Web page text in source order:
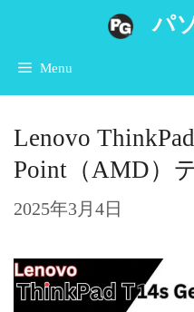
へ
ス
ッ
プ
パ
Menu
Lenovo
Point（AMD）
2025年3月4日